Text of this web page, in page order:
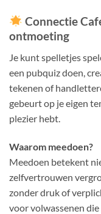
Connectie
ontmoeting
Je kunt spelletjes
een pubquiz doen,
tekenen of
gebeurt op je eigen
plezier hebt.
Waarom meedoen?
Meedoen betekent
zelfvertrouwen
zonder druk of
voor volwassenen